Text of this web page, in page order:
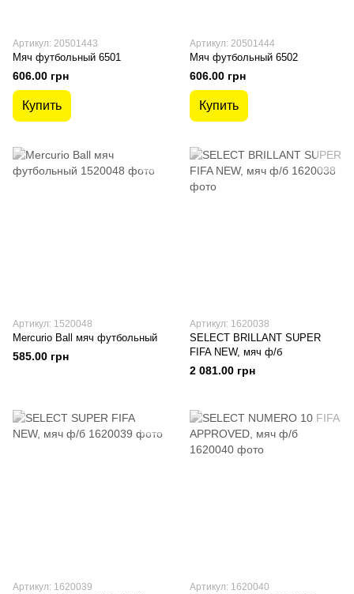
Артикул: 20501443
Мяч футбольный 6501
606.00 грн
Купить
Артикул: 20501444
Мяч футбольный 6502
606.00 грн
Купить
Артикул: 1520048
Mercurio Ball мяч футбольный
585.00 грн
Артикул: 1620038
SELECT BRILLANT SUPER
FIFA NEW, мяч ф/б
2 081.00 грн
Артикул: 1620039 Артикул: 1620040